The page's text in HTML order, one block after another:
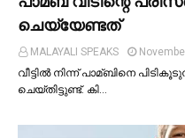
ചെയ്യേണ്ടത്
MALAYALI SPEAKS
വീട്ടില്‍ നിന്ന് പാമ്ബിനെ
ചെയ്തിട്ടുണ്ട്. കി…